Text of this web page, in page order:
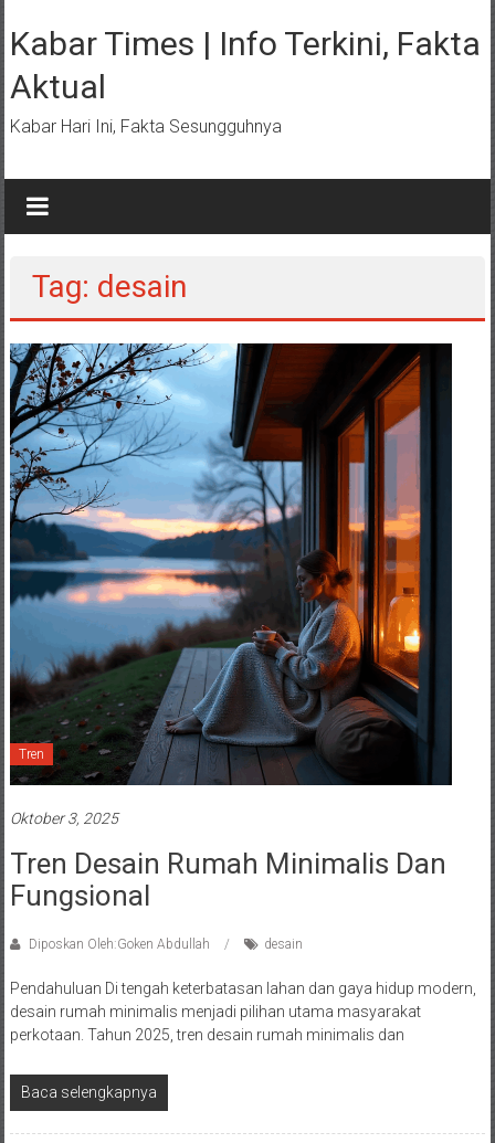
ke
konten
Kabar Times | Info Terkini, Fakta
Aktual
Kabar Hari Ini, Fakta Sesungguhnya
Tag: desain
Tren
Oktober 3, 2025
Tren Desain Rumah Minimalis Dan
Fungsional
Diposkan Oleh:Goken Abdullah desain
Pendahuluan Di tengah keterbatasan lahan dan gaya hidup modern,
desain rumah minimalis menjadi pilihan utama masyarakat
perkotaan. Tahun 2025, tren desain rumah minimalis dan
Baca selengkapnya